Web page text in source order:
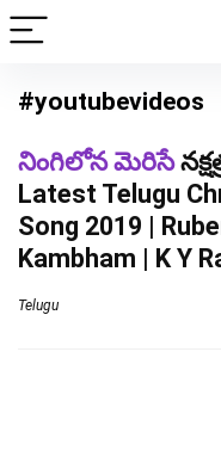
#youtubevideos
నింగిలోన మెరిసే
Latest Telugu
Song 2019 |
Kambham | K Y
Telugu